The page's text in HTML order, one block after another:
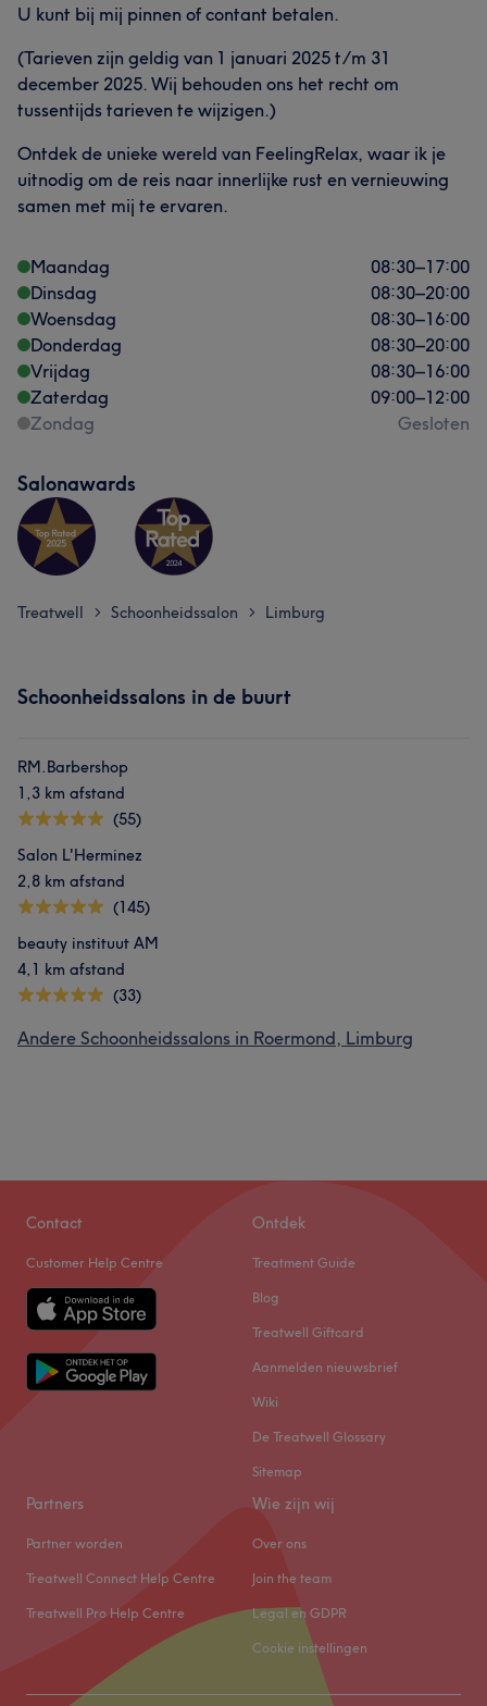
U kunt bij mij pinnen of contant betalen.
(Tarieven zijn geldig van 1 januari 2025 t/m 31
december 2025. Wij behouden ons het recht om
tussentijds tarieven te wijzigen.)
Ontdek de unieke wereld van FeelingRelax, waar ik je
uitnodig om de reis naar innerlijke rust en vernieuwing
samen met mij te ervaren.
Maandag 08:30–17:00
Dinsdag
08:30–20:00
Woensdag
08:30–16:00
Donderdag
08:30–20:00
Vrijdag
08:30–16:00
Zaterdag
09:00–12:00
Zondag
Gesloten
Salonawards
Treatwell > Schoonheidssalon > Limburg
Schoonheidssalons in de buurt
RM.Barbershop
1,3 km afstand
(55)
Salon L'Herminez
2,8 km afstand
(145)
beauty instituut AM
4,1 km afstand
(33)
Andere Schoonheidssalons in Roermond, Limburg
Contact
Customer Help Centre
Ontdek
Treatment Guide
Blog
Treatwell Giftcard
Aanmelden nieuwsbrief
Wiki
De Treatwell Glossary
Sitemap
Partners
Partner worden
Treatwell Connect Help Centre
Treatwell Pro Help Centre
Wie zijn wij
Over ons
Join the team
Legal en GDPR
Cookie instellingen